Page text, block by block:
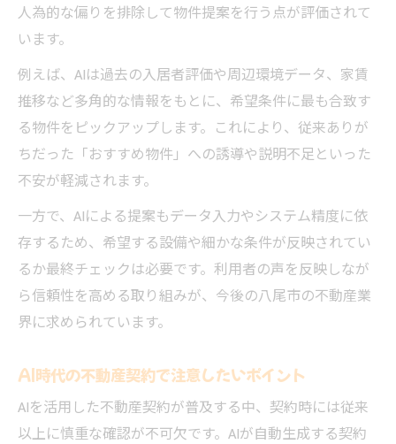
人為的な偏りを排除して物件提案を行う点が評価されて
います。
例えば、AIは過去の入居者評価や周辺環境データ、家賃
推移など多角的な情報をもとに、希望条件に最も合致す
る物件をピックアップします。これにより、従来ありが
ちだった「おすすめ物件」への誘導や説明不足といった
不安が軽減されます。
一方で、AIによる提案もデータ入力やシステム精度に依
存するため、希望する設備や細かな条件が反映されてい
るか最終チェックは必要です。利用者の声を反映しなが
ら信頼性を高める取り組みが、今後の八尾市の不動産業
界に求められています。
AI時代の不動産契約で注意したいポイント
AIを活用した不動産契約が普及する中、契約時には従来
以上に慎重な確認が不可欠です。AIが自動生成する契約